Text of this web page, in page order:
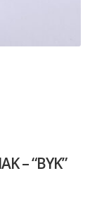
– “BYK”